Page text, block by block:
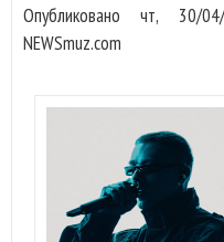
Опубликованочт, 30/
NEWSmuz.com